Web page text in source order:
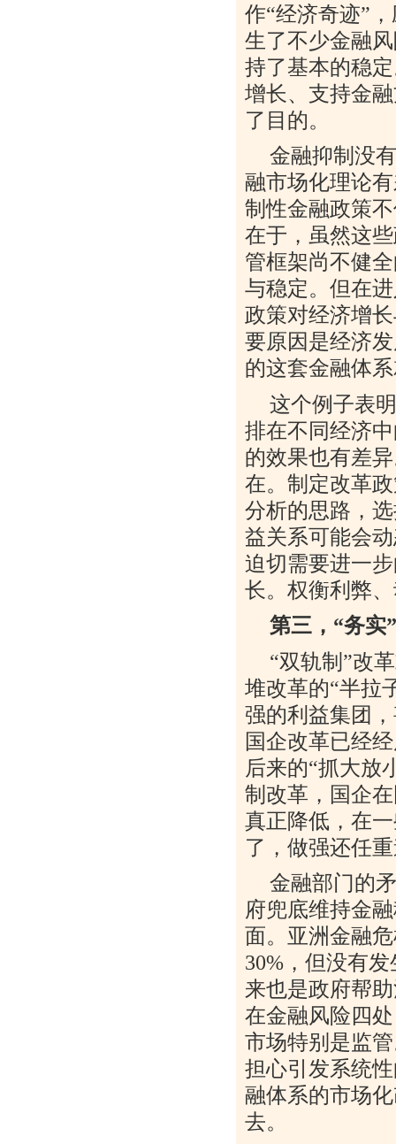
作“经济奇迹”
生了不少金融
持了基本的稳
增长、支持金
了目的。
金融抑制没
融市场化理论
制性金融政策
在于，虽然这
管框架尚不健
与稳定。但在
政策对经济增
要原因是经济
的这套金融体
这个例子表
排在不同经济
的效果也有差
在。制定改革
分析的思路，
益关系可能会
迫切需要进一
长。权衡利弊
第三， “务实
“双轨制 ”改
堆改革的“半拉
强的利益集团
国企改革已经
后来的“抓大放
制改革，国企
真正降低，在
了，做强还任
金融部门的
府兜底维持金
面。亚洲金融
30% ，但没有
来也是政府帮
在金融风险四
市场特别是监
担心引发系统
融体系的市场
去。